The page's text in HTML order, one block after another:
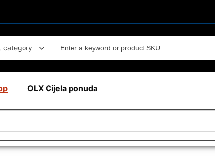
category
OLX Cijela ponuda